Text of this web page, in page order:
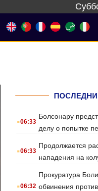
.06:33
Болсонару
делу о попытке
.06:33
Продолжается
нападения на
.06:32
Прокуратура
обвинения